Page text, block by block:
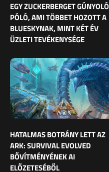
EGY ZUCKERBERGET GÚNYOLÓ
PÓLÓ, AMI TÖBBET HOZOTT A
BLUESKYNAK, MINT KÉT ÉV
ÜZLETI TEVÉKENYSÉGE
HATALMAS BOTRÁNY LETT AZ
ARK: SURVIVAL EVOLVED
BŐVÍTMÉNYÉNEK AI
ELŐZETESÉBŐL